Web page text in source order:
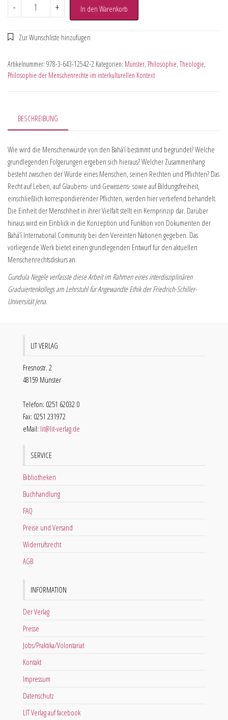
- + In den Warenkorb
Artikelnummer: 978-3-643-12542-2 Kategorien: Münster, Philosophie, Theologie,
Philosophie der Menschenrechte im interkulturellen Kontext
BESCHREIBUNG
Wie wird die Menschenwürde von den Bahá’í bestimmt und begründet? Welche
grundlegenden Folgerungen ergeben sich hieraus? Welcher Zusammenhang
besteht zwischen der Würde eines Menschen, seinen Rechten und Pflichten? Das
Recht auf Leben, auf Glaubens- und Gewissens- sowie auf Bildungsfreiheit,
einschließlich korrespondierender Pflichten, werden hier vertiefend behandelt.
Die Einheit der Menschheit in ihrer Vielfalt stellt ein Kernprinzip dar. Darüber
hinaus wird ein Einblick in die Konzeption und Funktion von Dokumenten der
Bahá’í International Community bei den Vereinten Nationen gegeben. Das
vorliegende Werk bietet einen grundlegenden Entwurf für den aktuellen
Menschenrechtsdiskurs an.
Gundula Negele verfasste diese Arbeit im Rahmen eines interdisziplinären
Graduiertenkollegs am Lehrstuhl für Angewandte Ethik der Friedrich-Schiller-
Universität Jena.
LIT VERLAG
Fresnostr. 2
48159 Münster
Telefon: 0251 62032 0
Fax: 0251 231972
eMail: lit@lit-verlag.de
SERVICE
Bibliotheken
Buchhandlung
FAQ
Preise und Versand
Widerrufsrecht
AGB
INFORMATION
Der Verlag
Presse
Jobs/Praktika/Volontariat
Kontakt
Impressum
Datenschutz
LIT Verlag auf facebook